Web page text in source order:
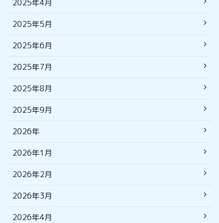
2025年4月
2025年5月
2025年6月
2025年7月
2025年8月
2025年9月
2026年
2026年1月
2026年2月
2026年3月
2026年4月